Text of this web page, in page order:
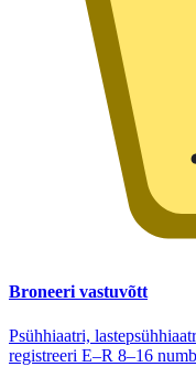
Broneeri vastuvõtt
Psühhiaatri,
registreeri E–R 8–16